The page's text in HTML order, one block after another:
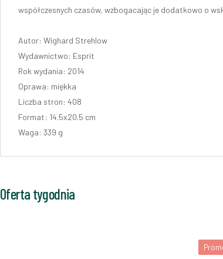
współczesnych czasów, wzbogacając je dodatkowo o
Autor: Wighard Strehlow
Wydawnictwo: Esprit
Rok wydania: 2014
Oprawa: miękka
Liczba stron: 408
Format: 14.5x20.5 cm
Waga: 339 g
Oferta tygodnia